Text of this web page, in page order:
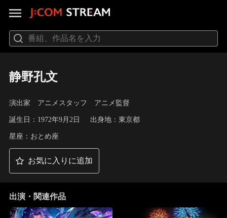
静野孔文
演出家 アニメスタッフ アニメ監督
誕生日：1972年9月2日 出身地：東京都
星座：おとめ座
お気に入りに追加
出演・関連作品